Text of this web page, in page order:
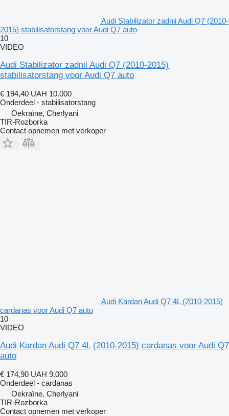
Audi Stabilizator zadnii Audi Q7 (2010-
2015) stabilisatorstang voor Audi Q7 auto
10
VIDEO
Audi Stabilizator zadnii Audi Q7 (2010-2015)
stabilisatorstang voor Audi Q7 auto
€ 194,40 UAH 10.000
Onderdeel - stabilisatorstang
Oekraïne, Cherlyani
TIR-Rozborka
Contact opnemen met verkoper
Audi Kardan Audi Q7 4L (2010-2015)
cardanas voor Audi Q7 auto
10
VIDEO
Audi Kardan Audi Q7 4L (2010-2015) cardanas voor Audi Q7
auto
€ 174,90 UAH 9.000
Onderdeel - cardanas
Oekraïne, Cherlyani
TIR-Rozborka
Contact opnemen met verkoper